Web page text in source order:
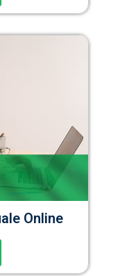
Online